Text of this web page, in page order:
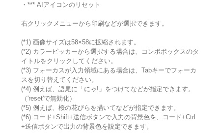
・*** AIアイコンのリセット
右クリックメニューから印刷などが選択できます。
(*1) 画像サイズは58×58に拡縮されます。
(*2) カラーピッカーから選択する場合は、コンボボックスのタ
イトルをクリックしてください。
(*3) フォーカスが入力領域にある場合は、Tabキーでフォーカ
スを切り替えてください。
(*4) 例えば、語尾に「にゃ!」をつけてなどが指定できます。
（'reset'で無効化）
(*5) 例えば、桜の花びらを描いてなどが指定できます。
(*6) コード+Shift+送信ボタンで入力の背景色を、コード+Ctrl
+送信ボタンで出力の背景色を設定できます。